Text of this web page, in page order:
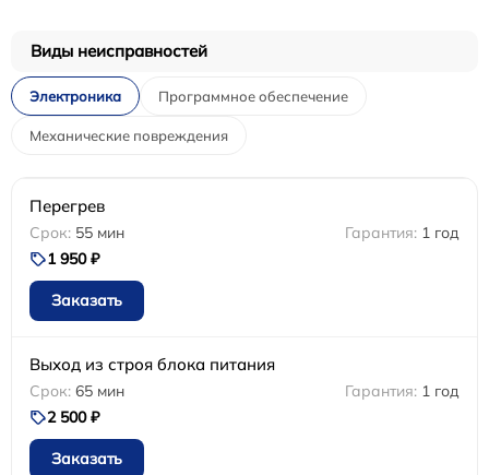
Виды неисправностей
Электроника Программное обеспечение
Механические повреждения
Перегрев
55 мин
1 год
1 950 ₽
Заказать
Выход из строя блока питания
65 мин
1 год
2 500 ₽
Заказать